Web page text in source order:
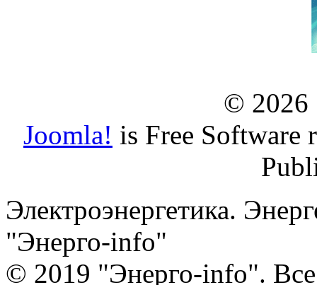
© 2026
Joomla! is Free Software
Электроэнергетика.
"Энерго-info"
© 2019 "Энерго-info".